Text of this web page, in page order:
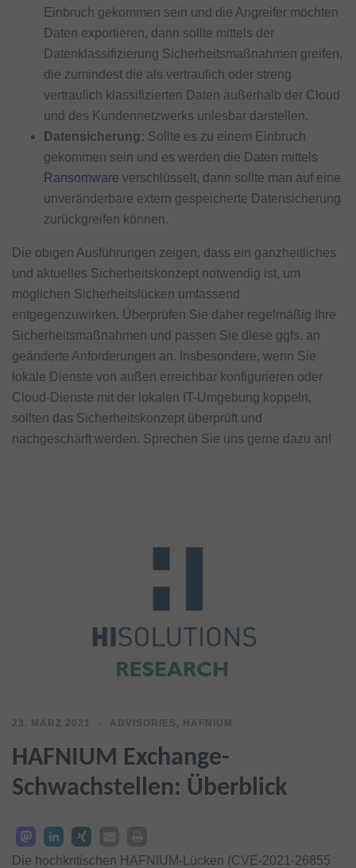
Einbruch gekommen sein und die Angreifer möchten
Daten exportieren, dann sollte mittels der
Datenklassifizierung Sicherheitsmaßnahmen greifen,
die zumindest die als vertraulich oder streng
vertraulich klassifizierten Daten außerhalb der Cloud
und des Kundennetzwerks unlesbar darstellen.
Datensicherung: Sollte es zu einem Einbruch
gekommen sein und es werden die Daten mittels
Ransomware verschlüsselt, dann sollte man auf eine
unveränderbare extern gespeicherte Datensicherung
zurückgreifen können.
Die obigen Ausführungen zeigen, dass ein ganzheitliches
und aktuelles Sicherheitskonzept notwendig ist, um
möglichen Sicherheitslücken umfassend
entgegenzuwirken. Überprüfen Sie daher regelmäßig Ihre
Sicherheitsmaßnahmen und passen Sie diese ggfs. an
geänderte Anforderungen an. Insbesondere, wenn Sie
lokale Dienste von außen erreichbar konfigurieren oder
Cloud-Dienste mit der lokalen IT-Umgebung koppeln,
sollten das Sicherheitskonzept überprüft und
nachgeschärft werden. Sprechen Sie uns gerne dazu an!
23. MÄRZ 2021 ADVISORIES , HAFNIUM
HAFNIUM Exchange-
Schwachstellen: Überblick
Die hochkritischen HAFNIUM-Lücken (CVE-2021-26855